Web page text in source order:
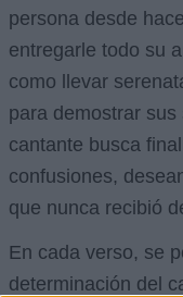
persona desde
entregarle todo su
como llevar
para demostrar
cantante busca
confusiones,
que nunca recibió
En cada verso, se
determinación del